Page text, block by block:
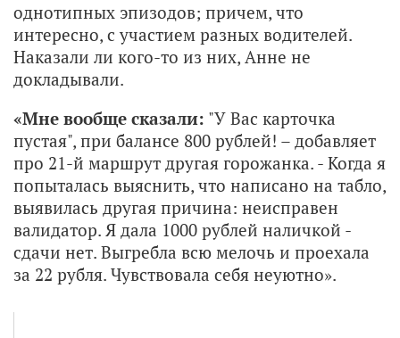
однотипных эпизодов; причем, что
интересно, с участием разных водителей.
Наказали ли кого-то из них, Анне не
докладывали.
«Мне вообще сказали: "У Вас карточка
пустая", при балансе 800 рублей! – добавляет
про 21-й маршрут другая горожанка. - Когда я
попыталась выяснить, что написано на табло,
выявилась другая причина: неисправен
валидатор. Я дала 1000 рублей наличкой -
сдачи нет. Выгребла всю мелочь и проехала
за 22 рубля. Чувствовала себя неуютно».